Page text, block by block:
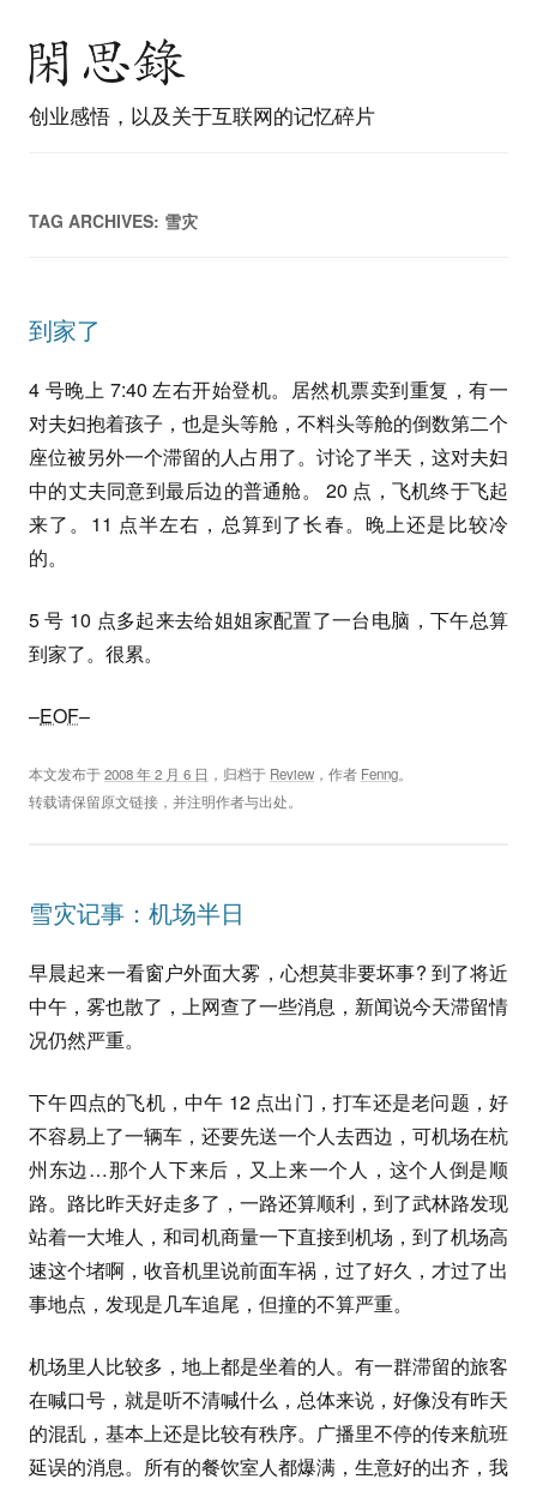
创业感悟，以及关于互联网的记忆碎片
TAG ARCHIVES: 雪灾
到家了
4 号晚上 7:40 左右开始登机。居然机票卖到重复，有一
对夫妇抱着孩子，也是头等舱，不料头等舱的倒数第二个
座位被另外一个滞留的人占用了。讨论了半天，这对夫妇
中的丈夫同意到最后边的普通舱。 20 点，飞机终于飞起
来了。11 点半左右，总算到了长春。晚上还是比较冷
的。
5 号 10 点多起来去给姐姐家配置了一台电脑，下午总算
到家了。很累。
–EOF–
本文发布于2008 年 2 月 6 日 ，归档于 Review ，作者 Fenng。
转载请保留原文链接，并注明作者与出处。
雪灾记事：机场半日
早晨起来一看窗户外面大雾，心想莫非要坏事? 到了将近
中午，雾也散了，上网查了一些消息，新闻说今天滞留情
况仍然严重。
下午四点的飞机，中午 12 点出门，打车还是老问题，好
不容易上了一辆车，还要先送一个人去西边，可机场在杭
州东边…那个人下来后，又上来一个人，这个人倒是顺
路。路比昨天好走多了，一路还算顺利，到了武林路发现
站着一大堆人，和司机商量一下直接到机场，到了机场高
速这个堵啊，收音机里说前面车祸，过了好久，才过了出
事地点，发现是几车追尾，但撞的不算严重。
机场里人比较多，地上都是坐着的人。有一群滞留的旅客
在喊口号，就是听不清喊什么，总体来说，好像没有昨天
的混乱，基本上还是比较有秩序。广播里不停的传来航班
延误的消息。所有的餐饮室人都爆满，生意好的出齐，我